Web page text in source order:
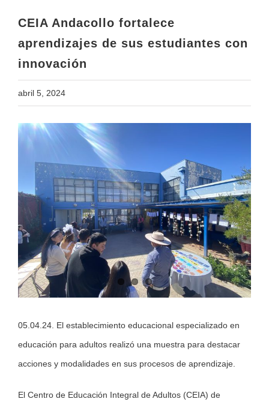
CEIA Andacollo fortalece
aprendizajes de sus estudiantes con
innovación
abril 5, 2024
View
Image
05.04.24. El establecimiento educacional especializado en
educación para adultos realizó una muestra para destacar
acciones y modalidades en sus procesos de aprendizaje.
El Centro de Educación Integral de Adultos (CEIA) de